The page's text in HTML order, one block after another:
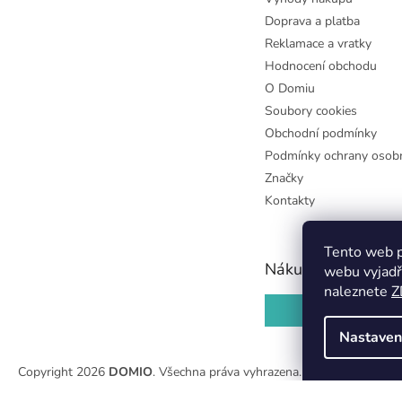
Tento web
webu
naleznete
Doprava a platba
Reklamace a vratky
Hodnocení obchodu
O Domiu
Soubory cookies
Obchodní podmínky
Podmínky ochrany
Značky
Kontakty
Nákupní košík
Copyright 2026 DOMIO. Všechna práva vyhrazena.